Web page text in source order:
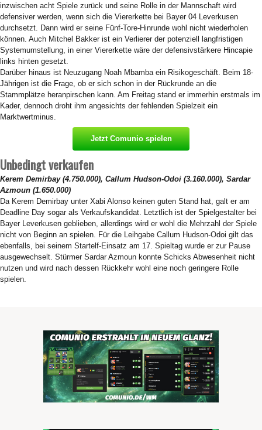
inzwischen acht Spiele zurück und seine Rolle in der Mannschaft wird
defensiver werden, wenn sich die Viererkette bei Bayer 04 Leverkusen
durchsetzt. Dann wird er seine Fünf-Tore-Hinrunde wohl nicht wiederholen
können. Auch Mitchel Bakker ist ein Verlierer der potenziell langfristigen
Systemumstellung, in einer Viererkette wäre der defensivstärkere Hincapie
links hinten gesetzt.
Darüber hinaus ist Neuzugang Noah Mbamba ein Risikogeschäft. Beim 18-
Jährigen ist die Frage, ob er sich schon in der Rückrunde an die
Stammplätze heranpirschen kann. Am Freitag stand er immerhin erstmals im
Kader, dennoch droht ihm angesichts der fehlenden Spielzeit ein
Marktwertminus.
Jetzt Comunio spielen
Unbedingt verkaufen
Kerem Demirbay (4.750.000), Callum Hudson-Odoi (3.160.000), Sardar
Azmoun (1.650.000)
Da Kerem Demirbay unter Xabi Alonso keinen guten Stand hat, galt er am
Deadline Day sogar als Verkaufskandidat. Letztlich ist der Spielgestalter bei
Bayer Leverkusen geblieben, allerdings wird er wohl die Mehrzahl der Spiele
nicht von Beginn an spielen. Für die Leihgabe Callum Hudson-Odoi gilt das
ebenfalls, bei seinem Startelf-Einsatz am 17. Spieltag wurde er zur Pause
ausgewechselt. Stürmer Sardar Azmoun konnte Schicks Abwesenheit nicht
nutzen und wird nach dessen Rückkehr wohl eine noch geringere Rolle
spielen.